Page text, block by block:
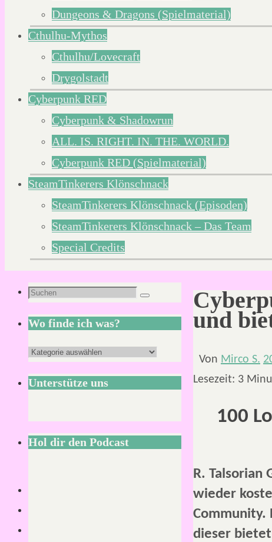
Dungeons & Dragons (Spielmaterial)
Cthulhu-Mythos
Cthulhu/Lovecraft
Drygolstadt
Cyberpunk RED
Cyberpunk & Shadowrun
ALL. IS. RIGHT. IN. THE. WORLD.
Cyberpunk RED (Spielmaterial)
SteamTinkerers Klönschnack
SteamTinkerers Klönschnack (Episoden)
SteamTinkerers Klönschnack – Das Team
Special Credits
und
Von Mirco S.
Lesezeit: 3
100
R.
wieder
Community.
dieser bietet
Suchen
nach:
Suchen
Wo finde ich was?
Wo
finde
ich
Unterstütze uns
Hol dir den Podcast